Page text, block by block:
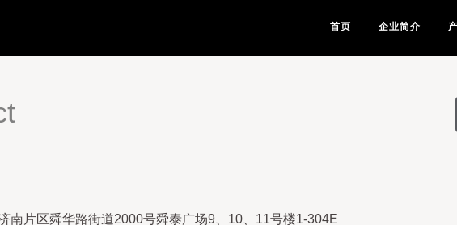
首页 企业简介
南片区舜华路街道2000号舜泰广场9、10、11号楼1-304E